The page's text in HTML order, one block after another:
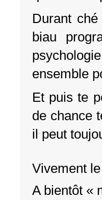
Durant
biau
ensemble
Et puis te
de chance
il peut
Vivement
A bientôt «